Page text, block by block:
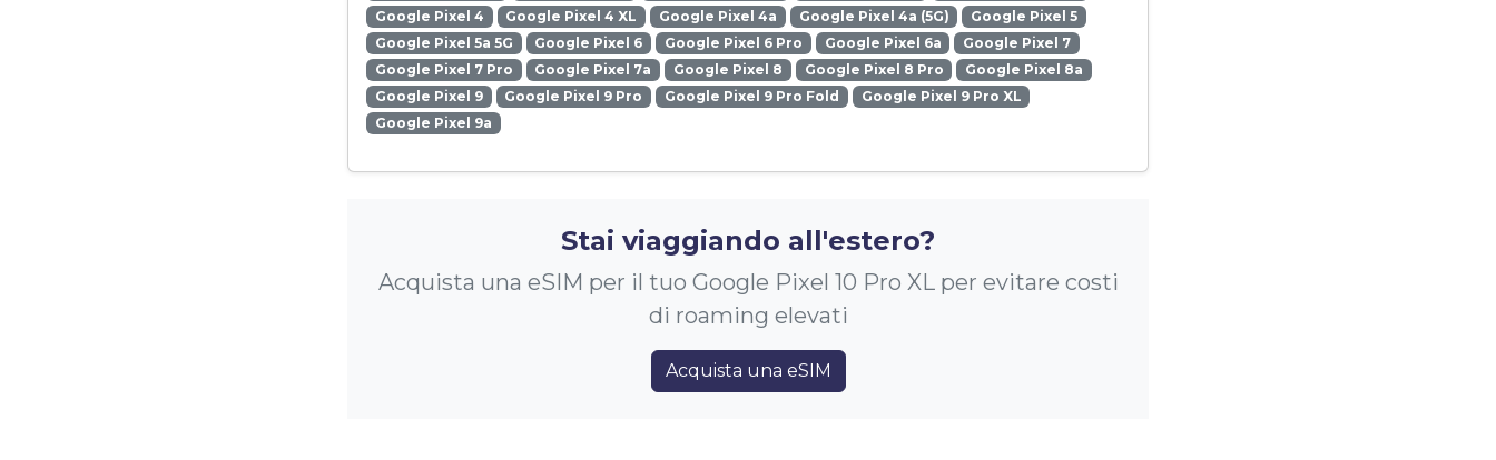
Google Pixel 4
Google Pixel 4 XL Google Pixel 4a Google Pixel 4a (5G)
Google Pixel 5
Google Pixel 5a 5G
Google Pixel 6 Google Pixel 6 Pro Google Pixel 6a
Google Pixel 7
Google Pixel 7 Pro
Google Pixel 7a Google Pixel 8 Google Pixel 8 Pro
Google Pixel 8a
Google Pixel 9
Google Pixel 9 Pro Google Pixel 9 Pro Fold
Google Pixel 9 Pro XL
Google Pixel 9a
Stai viaggiando all'estero?
Acquista una eSIM per il tuo Google Pixel 10 Pro XL per evitare costi
di roaming elevati
Acquista una eSIM